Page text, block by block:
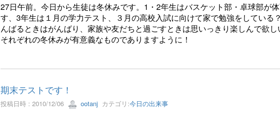
27日午前。今日から生徒は冬休みです。1・2年生はバスケット部・卓球部が
す、3年生は１月の学力テスト、３月の高校入試に向けて家で勉強をしている
んばるときはがんばり、家族や友だちと過ごすときは思いっきり楽しんで欲し
それぞれの冬休みが有意義なものでありますように！
期末テストです！
投稿日時 : 2010/12/06 ootanjカテゴリ:今日の出来事